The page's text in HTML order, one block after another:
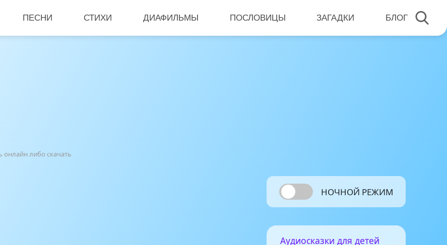
ПЕСНИ СТИХИ ДИАФИЛЬМЫ ПОСЛОВИЦЫ ЗАГАДКИ БЛОГ
онлайн либо скачать
НОЧНОЙ РЕЖИМ
Аудиосказки для детей